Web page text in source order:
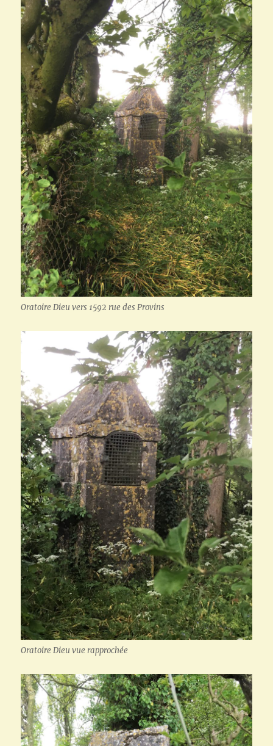
Oratoire Dieu vers 1592 rue des Provins
Oratoire Dieu vue rapprochée